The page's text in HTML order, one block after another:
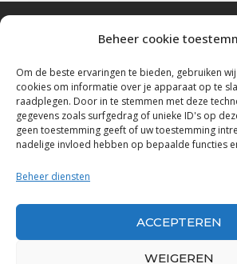
Beheer cookie
Om de beste ervaringen te bieden, gebruiken
cookies om informatie over je apparaat op te
raadplegen. Door in te stemmen met deze
gegevens zoals surfgedrag of unieke ID's op
geen toestemming geeft of uw toestemming
nadelige invloed hebben op bepaalde functies
Beheer diensten
ACCEPTEREN
WEIGEREN
“Voor de mooiste Blues,
Americana”
Copyright 2019 – 2026